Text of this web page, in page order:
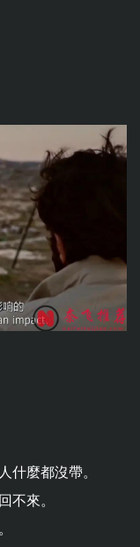
什麼都沒帶。
不來。